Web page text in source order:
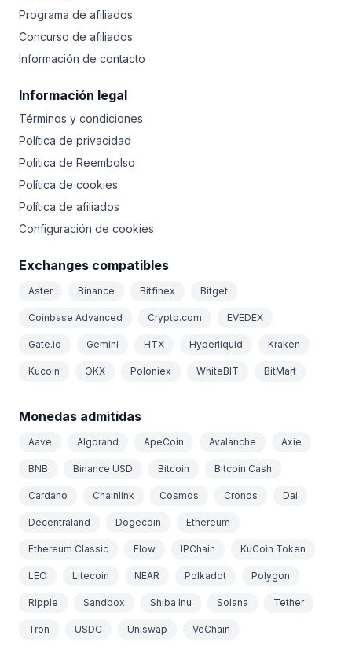
Programa de afiliados
Concurso de afiliados
Información de contacto
Información legal
Términos y condiciones
Política de privacidad
Politica de Reembolso
Política de cookies
Política de afiliados
Configuración de cookies
Exchanges compatibles
Aster Binance Bitfinex Bitget
Coinbase Advanced Crypto.com EVEDEX
Gate.io Gemini HTX Hyperliquid Kraken
Kucoin OKX Poloniex WhiteBIT BitMart
Monedas admitidas
Aave Algorand ApeCoin Avalanche Axie
BNB Binance USD Bitcoin Bitcoin Cash
Cardano Chainlink Cosmos Cronos Dai
Decentraland Dogecoin Ethereum
Ethereum Classic Flow IPChain KuCoin Token
LEO Litecoin NEAR Polkadot Polygon
Ripple Sandbox Shiba Inu Solana Tether
Tron USDC Uniswap VeChain